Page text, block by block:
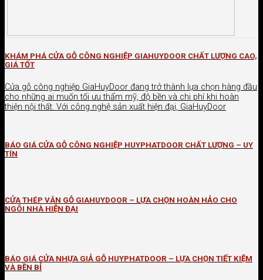
KHÁM PHÁ CỬA GỖ CÔNG NGHIỆP GIAHUYDOOR CHẤT LƯỢNG CAO,
GIÁ TỐT
Cửa gỗ công nghiệp GiaHuyDoor đang trở thành lựa chọn hàng đầu
cho những ai muốn tối ưu thẩm mỹ, độ bền và chi phí khi hoàn
thiện nội thất. Với công nghệ sản xuất hiện đại, GiaHuyDoor
BÁO GIÁ CỬA GỖ CÔNG NGHIỆP HUYPHATDOOR CHẤT LƯỢNG – UY
TÍN
CỬA THÉP VÂN GỖ GIAHUYDOOR – LỰA CHỌN HOÀN HẢO CHO
NGÔI NHÀ HIỆN ĐẠI
BÁO GIÁ CỬA NHỰA GIẢ GỖ HUYPHATDOOR – LỰA CHỌN TIẾT KIỆM
VÀ BỀN BỈ